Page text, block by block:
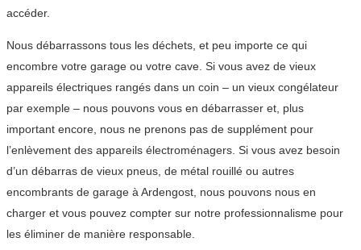
accéder.
Nous débarrassons tous les déchets, et peu importe ce qui
encombre votre garage ou votre cave. Si vous avez de vieux
appareils électriques rangés dans un coin – un vieux congélateur
par exemple – nous pouvons vous en débarrasser et, plus
important encore, nous ne prenons pas de supplément pour
l’enlèvement des appareils électroménagers. Si vous avez besoin
d’un débarras de vieux pneus, de métal rouillé ou autres
encombrants de garage à Ardengost, nous pouvons nous en
charger et vous pouvez compter sur notre professionnalisme pour
les éliminer de manière responsable.